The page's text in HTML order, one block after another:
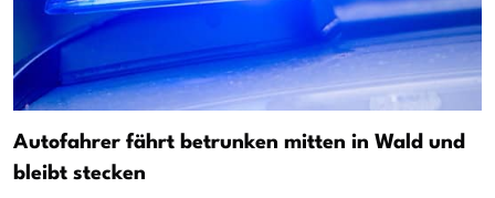
Autofahrer fährt betrunken mitten in Wald und
bleibt stecken